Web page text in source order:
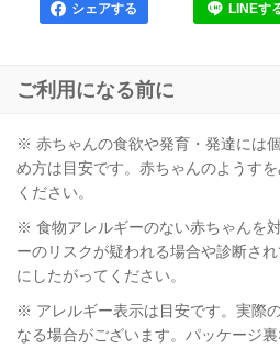
シェアする LINEす
ご利用になる前に
※ 赤ちゃんの食欲や発育・発達には
め方は目安です。赤ちゃんのようす
ください。
※ 食物アレルギーのない赤ちゃんを
ーのリスクが疑われる場合や診断さ
にしたがってください。
※ アレルギー表示は目安です。実際
なる場合がございます。パッケージ